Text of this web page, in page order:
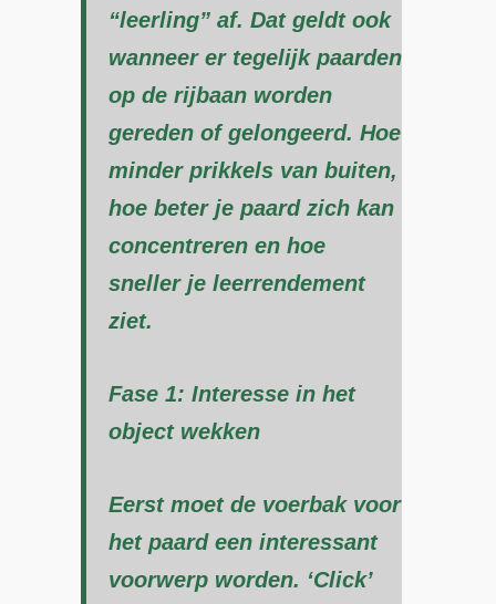
“leerling” af. Dat geldt ook
wanneer er tegelijk paarden
op de rijbaan worden
gereden of gelongeerd. Hoe
minder prikkels van buiten,
hoe beter je paard zich kan
concentreren en hoe
sneller je leerrendement
ziet.
Fase 1: Interesse in het
object wekken
Eerst moet de voerbak voor
het paard een interessant
voorwerp worden. ‘Click’